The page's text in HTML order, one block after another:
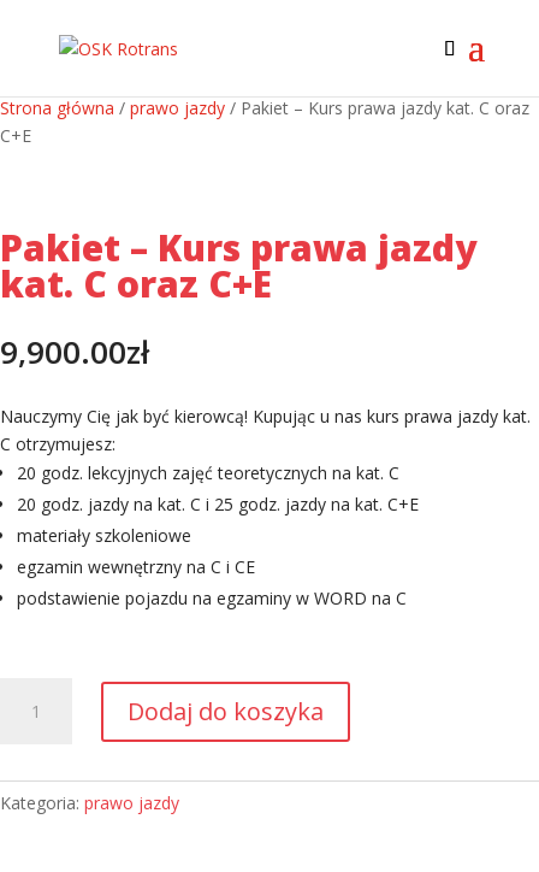
Strona główna / prawo jazdy / Pakiet – Kurs prawa jazdy kat. C oraz
C+E
Pakiet – Kurs prawa jazdy
kat. C oraz C+E
9,900.00zł
Nauczymy Cię jak być kierowcą! Kupując u nas kurs prawa jazdy kat.
C otrzymujesz:
20 godz. lekcyjnych zajęć teoretycznych na kat. C
20 godz. jazdy na kat. C i 25 godz. jazdy na kat. C+E
materiały szkoleniowe
egzamin wewnętrzny na C i CE
podstawienie pojazdu na egzaminy w WORD na C
Pakiet
prawa
Dodaj do koszyka
Kategoria: prawo jazdy